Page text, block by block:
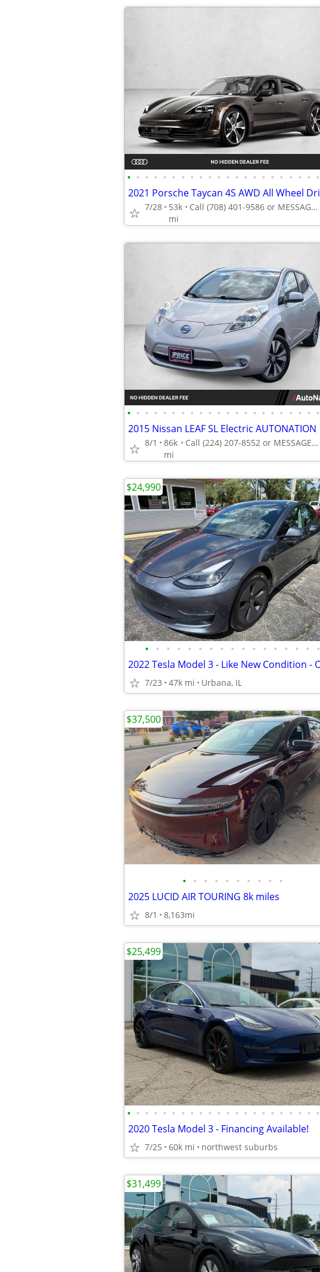
• • • • • • • • • • • • • • • • • • • • • •
7/28
53k
mi
Call (708) 401-9586 or MESSAGE/CHAT to confirm availability
• • • • • • • • • • • • • • • • • • • • • •
2015 Nissan LEAF SL Electric AUTONATION
8/1
86k
mi
Call (224) 207-8552 or MESSAGE/CHAT to confirm availability
• • • • • • • • • • • • • • • • •
7/23 47k mi Urbana, IL
$24,990
• • • • • • • • • •
2025 LUCID AIR TOURING 8k miles
8/1 8,163mi
$37,500
• • • • • • • • • • • • • • • • • • • • • •
2020 Tesla Model 3 - Financing Available!
7/25 60k mi northwest suburbs
$25,499
$31,499